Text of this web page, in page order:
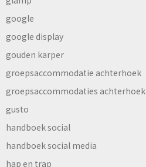
google
google display
gouden karper
groepsaccommodatie achterhoek
groepsaccommodaties achterhoek
gusto
handboek social
handboek social media
hap en trap